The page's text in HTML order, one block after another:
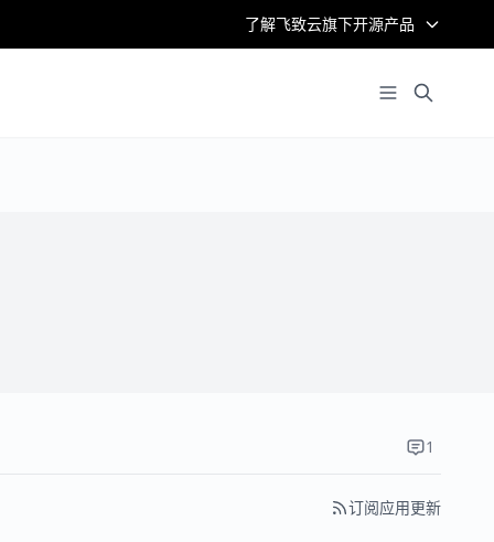
了解飞致云旗下开源产品
1
订阅应用更新